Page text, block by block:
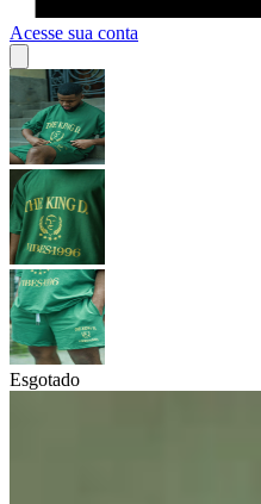
Acesse sua conta
Esgotado